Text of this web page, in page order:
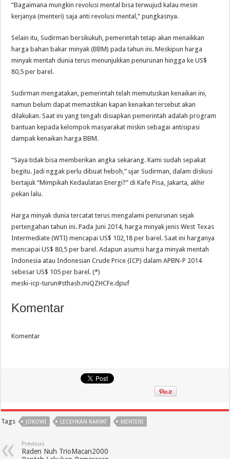
“Bagaimana mungkin revolusi mental bisa terwujud kalau mesin
kerjanya (menteri) saja anti revolusi mental,” pungkasnya.
Selain itu, Sudirman bersikukuh, pemerintah tetap akan menaikkan
harga bahan bakar minyak (BBM) pada tahun ini. Meskipun harga
minyak mentah dunia terus menunjukkan penurunan hingga ke US$
80,5 per barel.
Sudirman mengatakan, pemerintah telah memutuskan kenaikan ini,
namun belum dapat memastikan kapan kenaikan tersebut akan
dilakukan. Saat ini yang tengah disiapkan pemerintah adalah program
bantuan kepada kelompok masyarakat miskin sebagai antisipasi
dampak kenaikan harga BBM.
“Saya tidak bisa memberikan angka sekarang. Kami sudah sepakat
begitu. Jadi nggak perlu dibuat heboh,” ujar Sudirman, dalam diskusi
bertajuk “Mimpikah Kedaulatan Energi?” di Kafe Pisa, Jakarta, akhir
pekan lalu.
Harga minyak dunia tercatat terus mengalami penurunan sejak
pertengahan tahun ini. Pada Juni 2014, harga minyak jenis West Texas
Intermediate (WTI) mencapai US$ 102,18 per barel. Saat ini harganya
mencapai US$ 80,5 per barel. Adapun asumsi harga minyak mentah
Indonesia atau Indonesian Crude Price (ICP) dalam APBN-P 2014
sebesar US$ 105 per barel. (*)
meski-icp-turun#sthash.miQZHCFe.dpuf
Komentar
Komentar
Tags JOKOWI LECEHKAN RAKYAT MENTERI
Previous
Raden Nuh TrioMacan2000